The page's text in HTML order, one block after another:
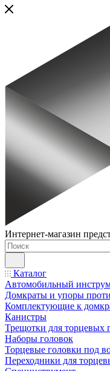
Интернет-магазин
Каталог
Автомобильный
Домкраты и упоры
Комплектующие к
Канистры
Трещотки для торцевых
Наборы головок
Торцевые головки под
Переходники для